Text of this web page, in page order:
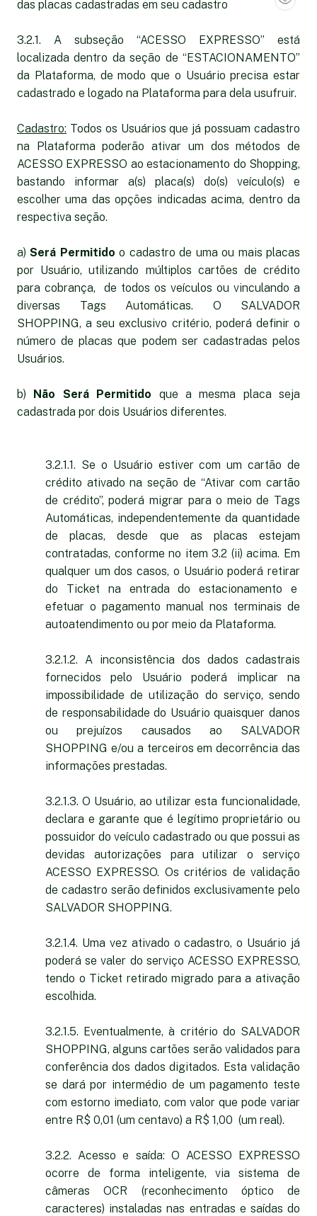
das placas cadastradas em seu cadastro
3.2.1. A subseção “ACESSO EXPRESSO” está
localizada dentro da seção de “ESTACIONAMENTO”
da Plataforma, de modo que o Usuário precisa estar
cadastrado e logado na Plataforma para dela usufruir.
Cadastro: Todos os Usuários que já possuam cadastro
na Plataforma poderão ativar um dos métodos de
ACESSO EXPRESSO ao estacionamento do Shopping,
bastando informar a(s) placa(s) do(s) veículo(s) e
escolher uma das opções indicadas acima, dentro da
respectiva seção.
a)Será Permitido o cadastro de uma ou mais placas
por Usuário, utilizando múltiplos cartões de crédito
para cobrança, de todos os veículos ou vinculando a
diversas Tags Automáticas. O SALVADOR
SHOPPING, a seu exclusivo critério, poderá definir o
número de placas que podem ser cadastradas pelos
Usuários.
b) Não Será Permitido que a mesma placa seja
cadastrada por dois Usuários diferentes.
3.2.1.1. Se o Usuário estiver com um cartão de
crédito ativado na seção de “Ativar com cartão
de crédito”, poderá migrar para o meio de Tags
Automáticas, independentemente da quantidade
de placas, desde que as placas estejam
contratadas, conforme no item 3.2 (ii) acima. Em
qualquer um dos casos, o Usuário poderá retirar
do Ticket na entrada do estacionamento e
efetuar o pagamento manual nos terminais de
autoatendimento ou por meio da Plataforma.
3.2.1.2. A inconsistência dos dados cadastrais
fornecidos pelo Usuário poderá implicar na
impossibilidade de utilização do serviço, sendo
de responsabilidade do Usuário quaisquer danos
ou prejuízos causados ao SALVADOR
SHOPPING e/ou a terceiros em decorrência das
informações prestadas.
3.2.1.3. O Usuário, ao utilizar esta funcionalidade,
declara e garante que é legítimo proprietário ou
possuidor do veículo cadastrado ou que possui as
devidas autorizações para utilizar o serviço
ACESSO EXPRESSO. Os critérios de validação
de cadastro serão definidos exclusivamente pelo
SALVADOR SHOPPING.
3.2.1.4. Uma vez ativado o cadastro, o Usuário já
poderá se valer do serviço ACESSO EXPRESSO,
tendo o Ticket retirado migrado para a ativação
escolhida.
3.2.1.5. Eventualmente, à critério do SALVADOR
SHOPPING, alguns cartões serão validados para
conferência dos dados digitados. Esta validação
se dará por intermédio de um pagamento teste
com estorno imediato, com valor que pode variar
entre R$ 0,01 (um centavo) a R$ 1,00 (um real).
3.2.2. Acesso e saída: O ACESSO EXPRESSO
ocorre de forma inteligente, via sistema de
câmeras OCR (reconhecimento óptico de
caracteres) instaladas nas entradas e saídas do